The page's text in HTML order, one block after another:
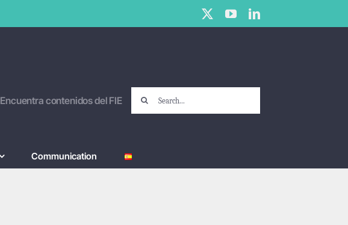
X YouTubeLinkedIn
Encuentra contenidos del FIE
for:
Communication